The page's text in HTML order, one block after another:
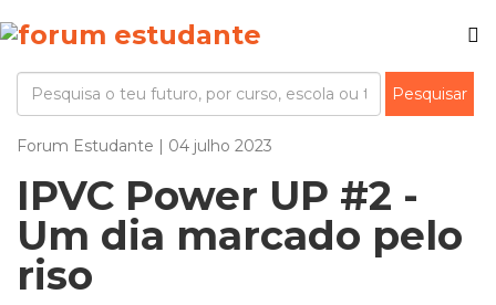
Forum Estudante | 04 julho 2023
IPVC Power UP #2 -
Um dia marcado pelo
riso